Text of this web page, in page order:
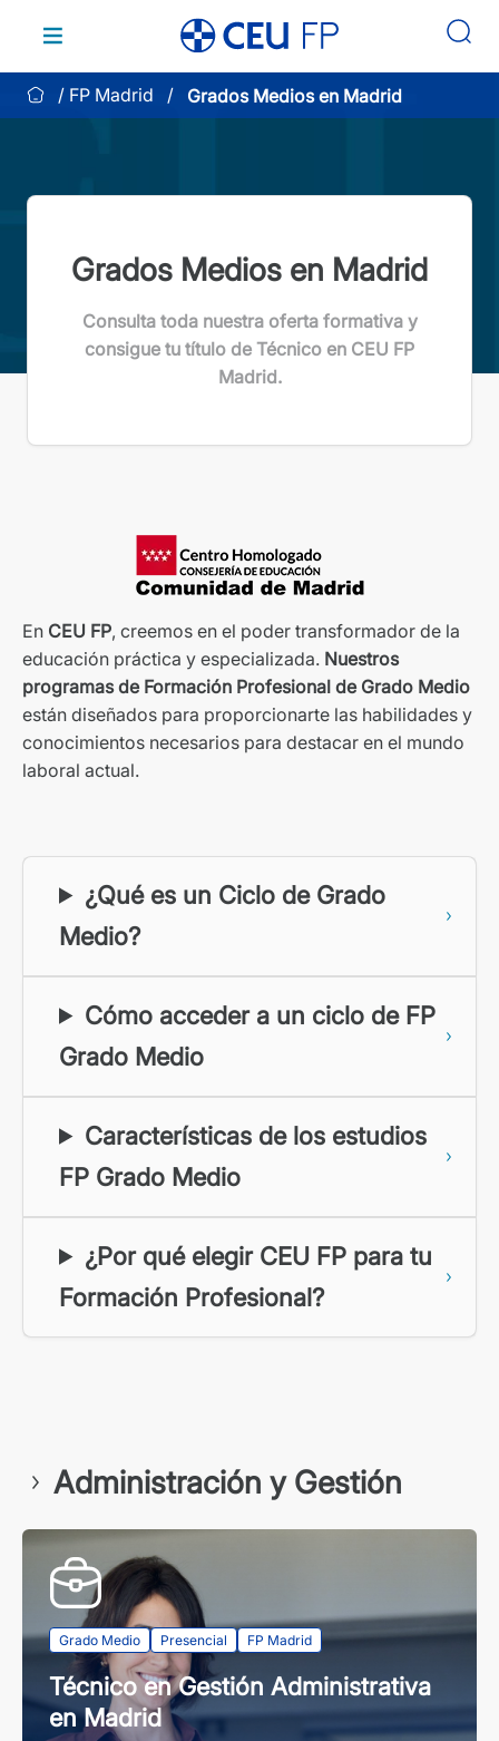
contenido
FP Madrid
Grados Medios en Madrid
Grados Medios en Madrid
Consulta toda nuestra oferta formativa y
consigue tu título de Técnico en CEU FP
Madrid.
En CEU FP, creemos en el poder transformador de la
educación práctica y especializada. Nuestros
programas de Formación Profesional de Grado Medio
están diseñados para proporcionarte las habilidades y
conocimientos necesarios para destacar en el mundo
laboral actual.
¿Qué es un Ciclo de Grado
Medio?
Cómo acceder a un ciclo de FP
Grado Medio
Características de los estudios
FP Grado Medio
¿Por qué elegir CEU FP para tu
Formación Profesional?
Administración y Gestión
Grado Medio Presencial FP Madrid
Técnico en Gestión Administrativa
en Madrid